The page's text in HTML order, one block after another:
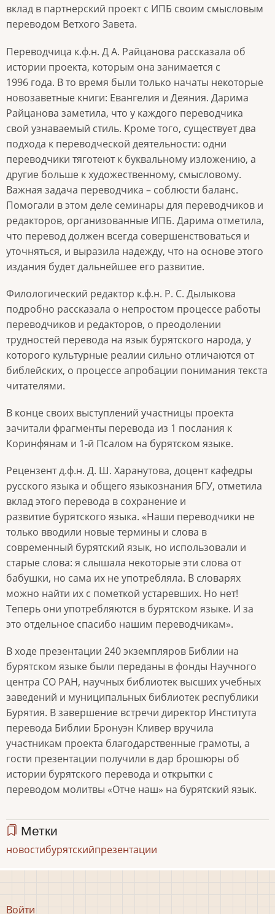
вклад в партнерский проект с ИПБ своим смысловым
переводом Ветхого Завета.
Переводчица к.ф.н. Д А. Райцанова рассказала об
истории проекта, которым она занимается с
1996 года. В то время были только начаты некоторые
новозаветные книги: Евангелия и Деяния. Дарима
Райцанова заметила, что у каждого переводчика
свой узнаваемый стиль. Кроме того, существует два
подхода к переводческой деятельности: одни
переводчики тяготеют к буквальному изложению, а
другие больше к художественному, смысловому.
Важная задача переводчика – соблюсти баланс.
Помогали в этом деле семинары для переводчиков и
редакторов, организованные ИПБ. Дарима отметила,
что перевод должен всегда совершенствоваться и
уточняться, и выразила надежду, что на основе этого
издания будет дальнейшее его развитие.
Филологический редактор к.ф.н. Р. С. Дылыкова
подробно рассказала о непростом процессе работы
переводчиков и редакторов, о преодолении
трудностей перевода на язык бурятского народа, у
которого культурные реалии сильно отличаются от
библейских, о процессе апробации понимания текста
читателями.
В конце своих выступлений участницы проекта
зачитали фрагменты перевода из 1 послания к
Коринфянам и 1-й Псалом на бурятском языке.
Рецензент д.ф.н. Д. Ш. Харанутова, доцент кафедры
русского языка и общего языкознания БГУ, отметила
вклад этого перевода в сохранение и
развитие бурятского языка. «Наши переводчики не
только вводили новые термины и слова в
современный бурятский язык, но использовали и
старые слова: я слышала некоторые эти слова от
бабушки, но сама их не употребляла. В словарях
можно найти их с пометкой устаревших. Но нет!
Теперь они употребляются в бурятском языке. И за
это отдельное спасибо нашим переводчикам».
В ходе презентации 240 экземпляров Библии на
бурятском языке были переданы в фонды Научного
центра СО РАН, научных библиотек высших учебных
заведений и муниципальных библиотек республики
Бурятия. В завершение встречи директор Института
перевода Библии Бронуэн Кливер вручила
участникам проекта благодарственные грамоты, а
гости презентации получили в дар брошюры об
истории бурятского перевода и открытки с
переводом молитвы «Отче наш» на бурятский язык.
Метки
новостибурятскийпрезентации
Меню
Войти